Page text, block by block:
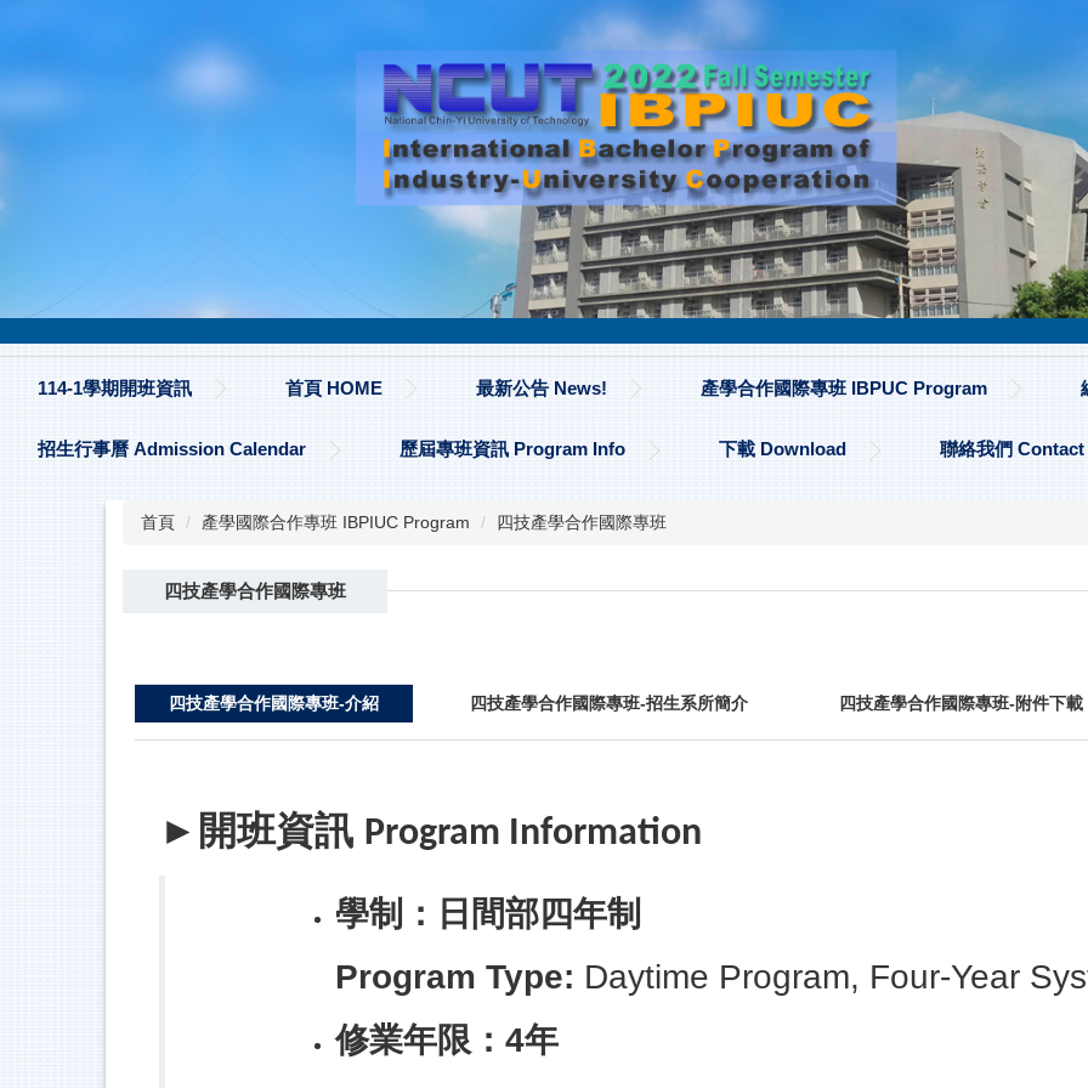
114-1學期開班資訊 首頁 HOME 最新公告 News! 產學合作國際專班 IBPUC Program
招生行事曆 Admission Calendar 歷屆專班資訊 Program Info 下載 Download 聯絡我們 Contact
首頁 產學國際合作專班 IBPIUC Program 四技產學合作國際專班
四技產學合作國際專班
四技產學合作國際專班-介紹 四技產學合作國際專班-招生系所簡介 四技產學合作國際專班-附件下載
► 開班資訊 Program Information
學制：日間部四年制
Program Type: Daytime Program, Four-Year
修業年限：4年